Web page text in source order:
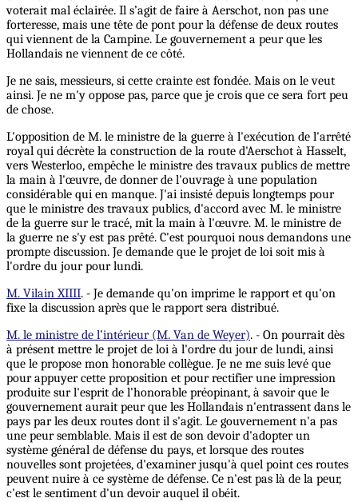
voterait mal éclairée. Il s’agit de faire à Aerschot, non pas une
forteresse, mais une tête de pont pour la défense de deux routes
qui viennent de la Campine. Le gouvernement a peur que les
Hollandais ne viennent de ce côté.
Je ne sais, messieurs, si cette crainte est fondée. Mais on le veut
ainsi. Je ne m'y oppose pas, parce que je crois que ce sera fort peu
de chose.
L'opposition de M. le ministre de la guerre à l'exécution de l'arrêté
royal qui décrète la construction de la route d'Aerschot à Hasselt,
vers Westerloo, empêche le ministre des travaux publics de mettre
la main à l'œuvre, de donner de l'ouvrage à une population
considérable qui en manque. J'ai insisté depuis longtemps pour
que le ministre des travaux publics, d'accord avec M. le ministre
de la guerre sur le tracé, mit la main à l'œuvre. M. le ministre de
la guerre ne s'y est pas prêté. C'est pourquoi nous demandons une
prompte discussion. Je demande que le projet de loi soit mis à
l'ordre du jour pour lundi.
M. Vilain XIIII. - Je demande qu'on imprime le rapport et qu'on
fixe la discussion après que le rapport sera distribué.
M. le ministre de l’intérieur (M. Van de Weyer). - On pourrait dès
à présent mettre le projet de loi à l'ordre du jour de lundi, ainsi
que le propose mon honorable collègue. Je ne me suis levé que
pour appuyer cette proposition et pour rectifier une impression
produite sur l'esprit de l’honorable préopinant, à savoir que le
gouvernement aurait peur que les Hollandais n'entrassent dans le
pays par les deux routes dont il s'agit. Le gouvernement n'a pas
une peur semblable. Mais il est de son devoir d'adopter un
système général de défense du pays, et lorsque des routes
nouvelles sont projetées, d'examiner jusqu'à quel point ces routes
peuvent nuire à ce système de défense. Ce n'est pas là de la peur,
c'est le sentiment d'un devoir auquel il obéit.